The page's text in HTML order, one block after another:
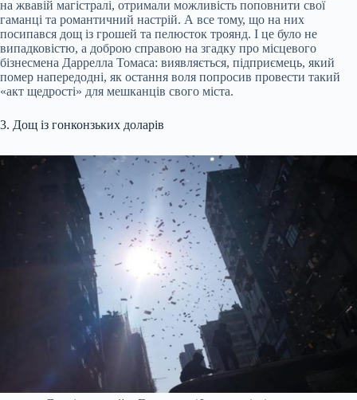
на жвавій магістралі, отримали можливість поповнити свої
гаманці та романтичний настрій. А все тому, що на них
посипався дощ із грошей та пелюсток троянд. І це було не
випадковістю, а доброю справою на згадку про місцевого
бізнесмена Даррелла Томаса: виявляється, підприємець, який
помер напередодні, як остання воля попросив провести такий
«акт щедрості» для мешканців свого міста.
3. Дощ із гонконзьких доларів